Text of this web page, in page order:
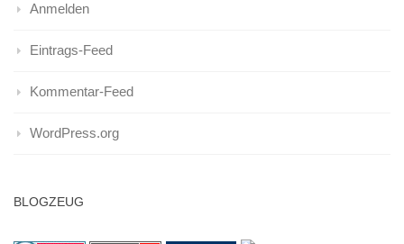
Anmelden
Eintrags-Feed
Kommentar-Feed
WordPress.org
BLOGZEUG